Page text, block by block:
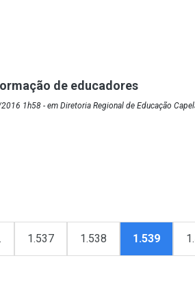
de educadores
1h58 - em Diretoria Regional de Educação
1.537 1.538 1.539